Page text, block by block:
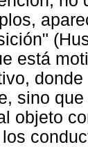
está
sino
objeto